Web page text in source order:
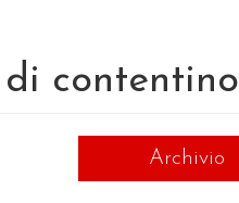
contentino
Archivio